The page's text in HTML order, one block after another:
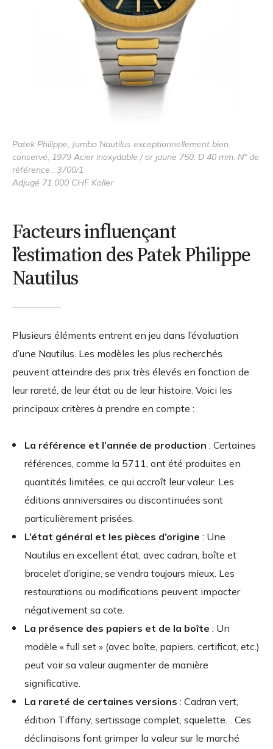
Patek Philippe, Jumbo Nautilus exceptionnellement bien
conservé, 1979 Acier inoxydable / or jaune 750. D 40 mm. N° de
référence : 3700/1
Adjugé 71 000 CHF Koller
Facteurs influençant
l’estimation des Patek Philippe
Nautilus
Plusieurs éléments entrent en jeu dans l’évaluation
d’une Nautilus. Les modèles les plus recherchés
peuvent atteindre des prix très élevés en fonction de
leur rareté, de leur état ou de leur histoire. Voici les
principaux critères à prendre en compte :
La référence et l’année de production : Certaines
références, comme la 5711, ont été produites en
quantités limitées, ce qui accroît leur valeur. Les
éditions anniversaires ou discontinuées sont
particulièrement prisées.
L’état général et les pièces d’origine : Une
Nautilus en excellent état, avec cadran, boîte et
bracelet d’origine, se vendra toujours mieux. Les
restaurations ou modifications peuvent impacter
négativement sa cote.
La présence des papiers et de la boîte : Un
modèle « full set » (avec boîte, papiers, certificat, etc.)
peut voir sa valeur augmenter de manière
significative.
La rareté de certaines versions : Cadran vert,
édition Tiffany, sertissage complet, squelette… Ces
déclinaisons font grimper la valeur sur le marché